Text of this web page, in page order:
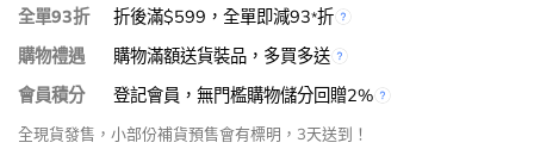
全單93折
折後滿$599，全單即減93*折
購物禮遇
購物滿額送貨裝品，多買多送
會員積分
登記會員，無門檻購物儲分回贈2%
全現貨發售，小部份補貨預售會有標明，3天送到！